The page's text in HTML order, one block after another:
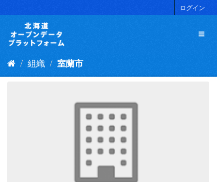
キ
ログイン
組織 室蘭市